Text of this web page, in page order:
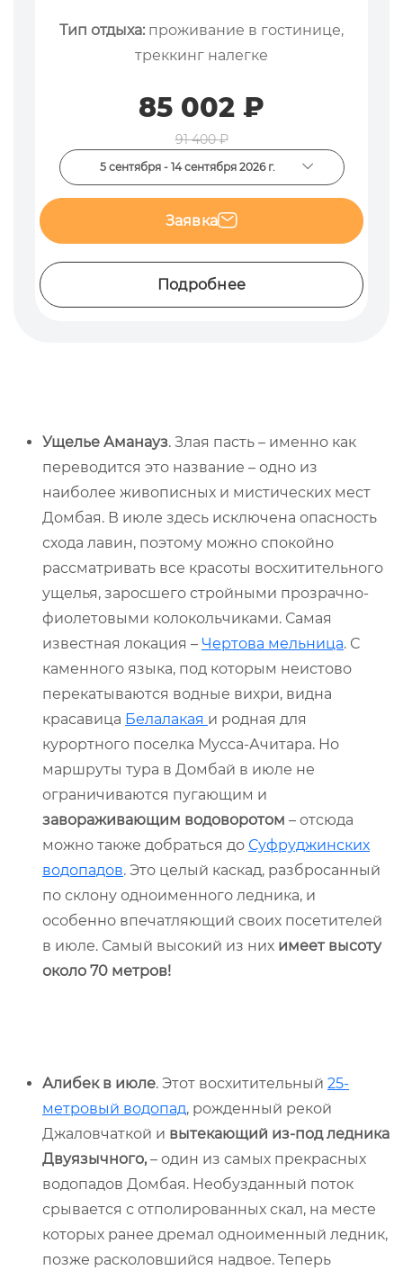
Тип отдыха: проживание в гостинице,
треккинг налегке
85 002 ₽
91 400 ₽
5 сентября - 14 сентября 2026 г.
Подробнее
Заявка
Ущелье Аманауз. Злая пасть – именно как
переводится это название – одно из
наиболее живописных и мистических мест
Домбая. В июле здесь исключена опасность
схода лавин, поэтому можно спокойно
рассматривать все красоты восхитительного
ущелья, заросшего стройными прозрачно-
фиолетовыми колокольчиками. Самая
известная локация – Чертова мельница. С
каменного языка, под которым неистово
перекатываются водные вихри, видна
красавица Белалакая и родная для
курортного поселка Мусса-Ачитара. Но
маршруты тура в Домбай в июле не
ограничиваются пугающим и
завораживающим водоворотом – отсюда
можно также добраться до Суфруджинских
водопадов. Это целый каскад, разбросанный
по склону одноименного ледника, и
особенно впечатляющий своих посетителей
в июле. Самый высокий из них имеет высоту
около 70 метров!
Алибек в июле. Этот восхитительный 25-
метровый водопад, рожденный рекой
Джаловчаткой и вытекающий из-под ледника
Двуязычного,– один из самых прекрасных
водопадов Домбая. Необузданный поток
срывается с отполированных скал, на месте
которых ранее дремал одноименный ледник,
позже расколовшийся надвое. Теперь